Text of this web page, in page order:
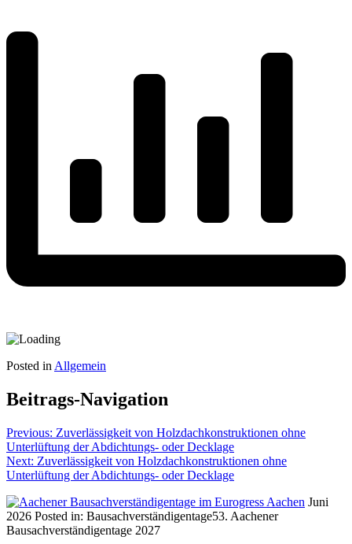
Posted in Allgemein
Beitrags-Navigation
Previous: Zuverlässigkeit von Holzdachkonstruktionen ohne
Unterlüftung der Abdichtungs- oder Decklage
Next: Zuverlässigkeit von Holzdachkonstruktionen ohne
Unterlüftung der Abdichtungs- oder Decklage
Juni
2026 Posted in: Bausachverständigentage53. Aachener
Bausachverständigentage 2027